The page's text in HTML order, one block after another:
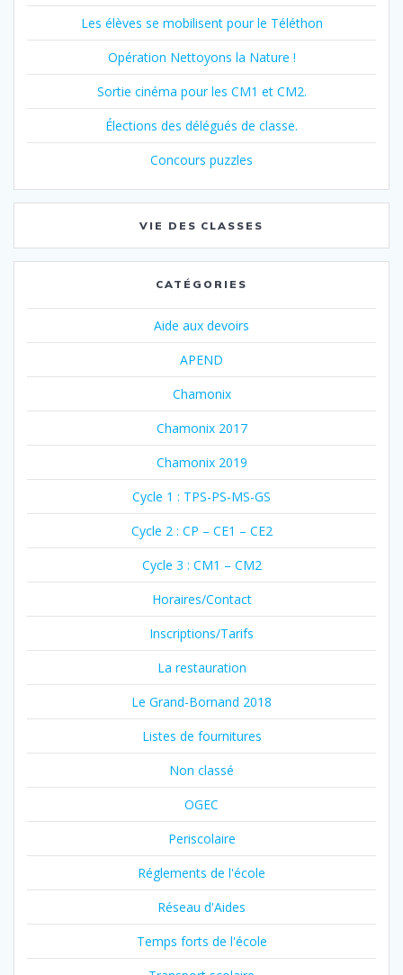
Les élèves se mobilisent pour le Téléthon
Opération Nettoyons la Nature !
Sortie cinéma pour les CM1 et CM2.
Élections des délégués de classe.
Concours puzzles
VIE DES CLASSES
CATÉGORIES
Aide aux devoirs
APEND
Chamonix
Chamonix 2017
Chamonix 2019
Cycle 1 : TPS-PS-MS-GS
Cycle 2 : CP – CE1 – CE2
Cycle 3 : CM1 – CM2
Horaires/Contact
Inscriptions/Tarifs
La restauration
Le Grand-Bornand 2018
Listes de fournitures
Non classé
OGEC
Periscolaire
Réglements de l'école
Réseau d'Aides
Temps forts de l'école